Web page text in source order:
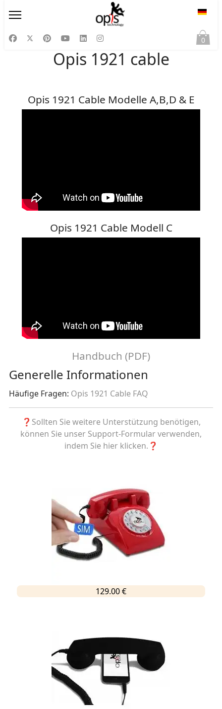
0
Opis 1921 cable
Opis 1921 Cable Modelle A,B,D & E
Opis 1921 Cable Modell C
Handbuch (PDF)
Generelle Informationen
Häufige Fragen: Opis 1921 Cable FAQ
❓Sollten Sie weitere Unterstützung benötigen,
können Sie unser Support-Formular verwenden,
indem Sie hier klicken.❓
129.00 €